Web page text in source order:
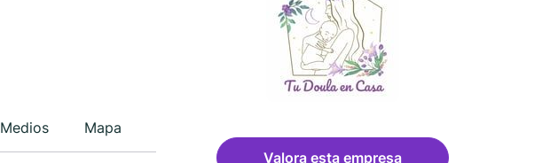
Medios Mapa
Valora esta empresa